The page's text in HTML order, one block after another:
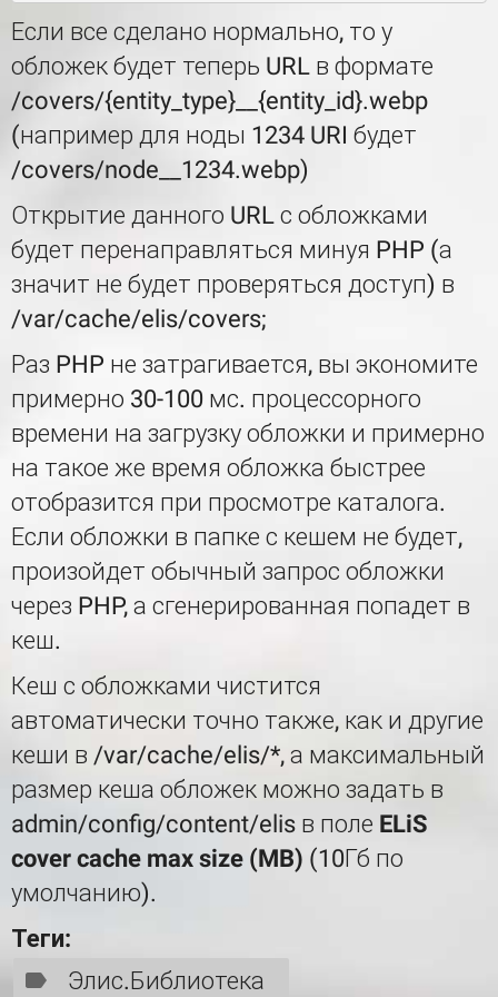
Если все сделано нормально, то у
обложек будет теперь URL в формате
/covers/{entity_type}__{entity_id}.webp
(например для ноды 1234 URI будет
/covers/node__1234.webp)
Открытие данного URL с обложками
будет перенаправляться минуя PHP (а
значит не будет проверяться доступ) в
/var/cache/elis/covers;
Раз PHP не затрагивается, вы экономите
примерно 30-100 мс. процессорного
времени на загрузку обложки и примерно
на такое же время обложка быстрее
отобразится при просмотре каталога.
Если обложки в папке с кешем не будет,
произойдет обычный запрос обложки
через PHP, а сгенерированная попадет в
кеш.
Кеш с обложками чистится
автоматически точно также, как и другие
кеши в /var/cache/elis/*, а максимальный
размер кеша обложек можно задать в
admin/config/content/elis в поле ELiS
cover cache max size (MB) (10Гб по
умолчанию).
Теги:
Элис.Библиотека